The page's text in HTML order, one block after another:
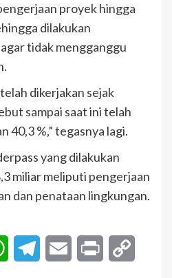
proyek hingga
dilakukan
tidak mengganggu
dikerjakan sejak
sampai saat ini telah
40,3 %,” tegasnya lagi.
yang dilakukan
miliar meliputi pengerjaan
dan penataan lingkungan.
WhatsAppTelegramEmail Print